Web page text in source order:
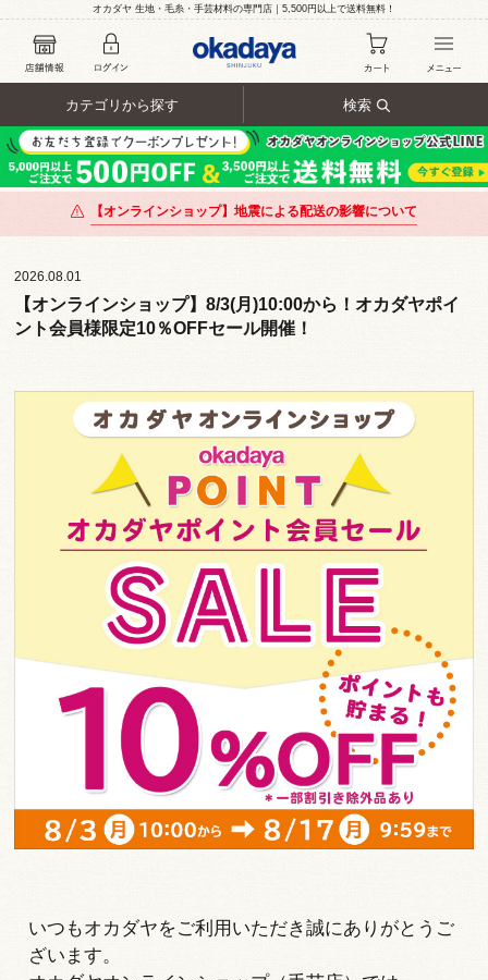
オカダヤ 生地・毛糸・手芸材料の専門店｜5,500円以上で送料無料！
カテゴリから探す 検索
【オンラインショップ】地震による配送の影響について
2026.08.01
【オンラインショップ】8/3(月)10:00から！オカダヤポイ
ント会員様限定10％OFFセール開催！
いつもオカダヤをご利用いただき誠にありがとうご
ざいます。